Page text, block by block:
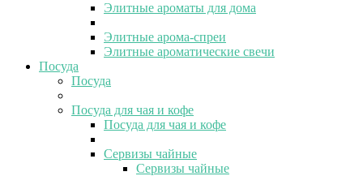
Элитные ароматы для дома
Элитные арома-спреи
Элитные ароматические свечи
Посуда
Посуда
Посуда для чая и кофе
Посуда для чая и кофе
Сервизы чайные
Сервизы чайные